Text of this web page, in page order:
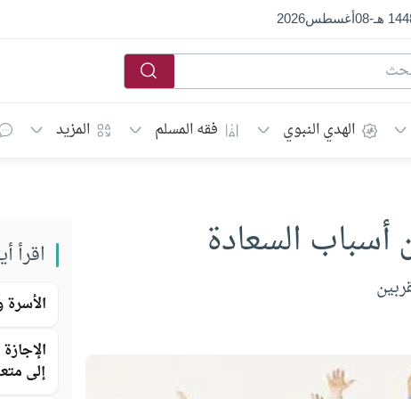
هـ -
08أغسطس2026
الهدي النبوي فقه المسلم المزيد
اقرأ
إلى